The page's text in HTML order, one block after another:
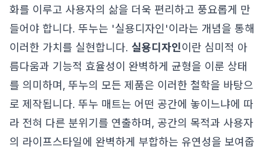
화를 이루고 사용자의 삶을 더욱 편리하고 풍요롭게 만
들어야 합니다. 뚜누는 '실용디자인'이라는 개념을 통해
이러한 가치를 실현합니다. 실용디자인이란 심미적 아
름다움과 기능적 효율성이 완벽하게 균형을 이룬 상태
를 의미하며, 뚜누의 모든 제품은 이러한 철학을 바탕으
로 제작됩니다. 뚜누 매트는 어떤 공간에 놓이느냐에 따
라 전혀 다른 분위기를 연출하며, 공간의 목적과 사용자
의 라이프스타일에 완벽하게 부합하는 유연성을 보여줍